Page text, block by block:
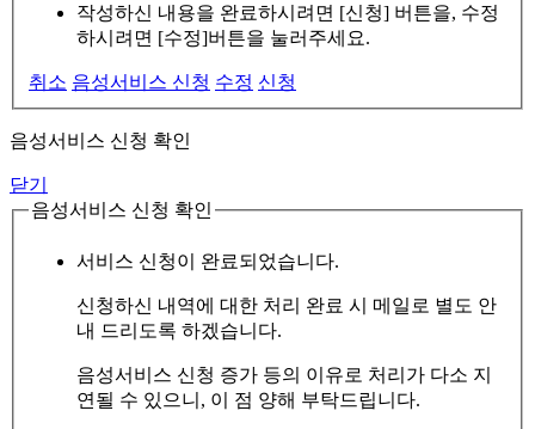
작성하신 내용을 완료하시려면 [신청] 버튼을, 수정
하시려면 [수정]버튼을 눌러주세요.
취소 음성서비스 신청 수정 신청
음성서비스 신청 확인
닫기
음성서비스 신청 확인
서비스 신청이 완료되었습니다.
신청하신 내역에 대한 처리 완료 시 메일로 별도 안
내 드리도록 하겠습니다.
음성서비스 신청 증가 등의 이유로 처리가 다소 지
연될 수 있으니, 이 점 양해 부탁드립니다.